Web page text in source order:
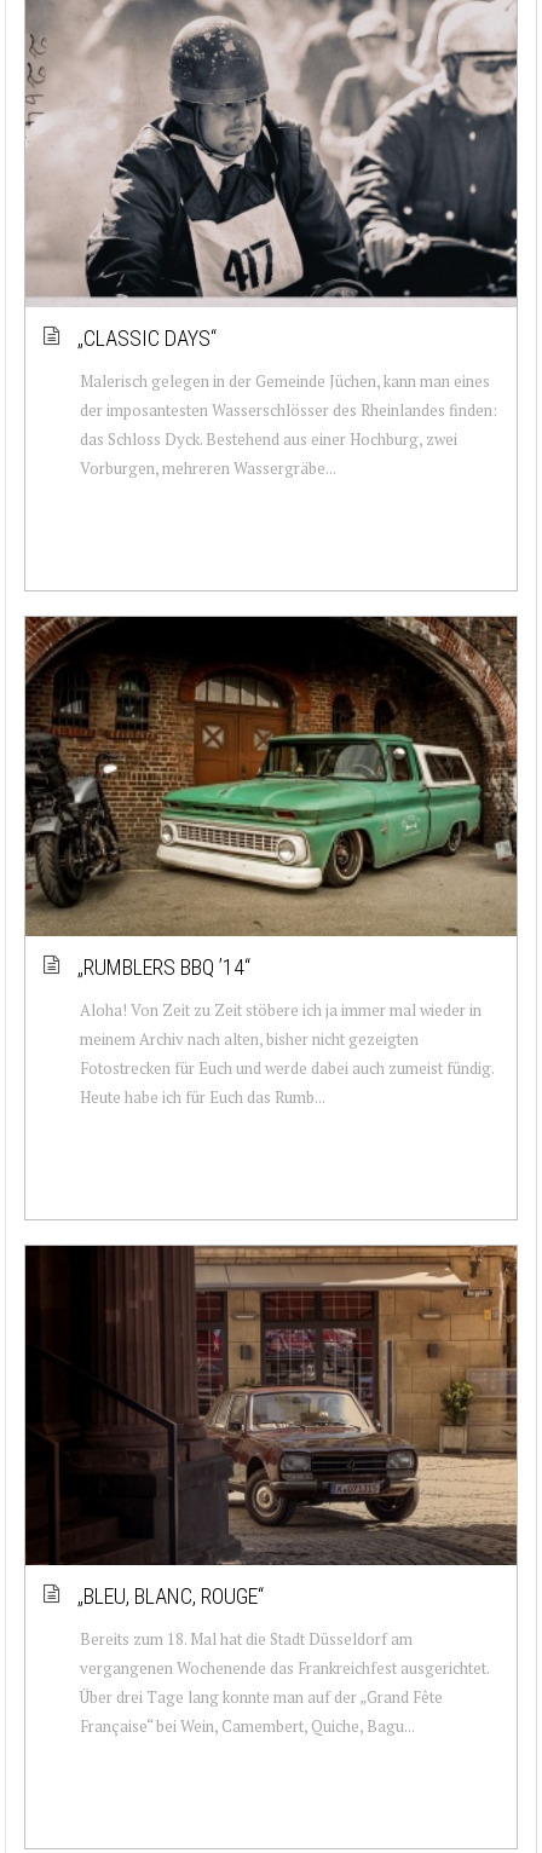
„CLASSIC DAYS“
Malerisch gelegen in der Gemeinde Jüchen, kann man eines
der imposantesten Wasserschlösser des Rheinlandes finden:
das Schloss Dyck. Bestehend aus einer Hochburg, zwei
Vorburgen, mehreren Wassergräbe...
„RUMBLERS BBQ ’14“
Aloha! Von Zeit zu Zeit stöbere ich ja immer mal wieder in
meinem Archiv nach alten, bisher nicht gezeigten
Fotostrecken für Euch und werde dabei auch zumeist fündig.
Heute habe ich für Euch das Rumb...
„BLEU, BLANC, ROUGE“
Bereits zum 18. Mal hat die Stadt Düsseldorf am
vergangenen Wochenende das Frankreichfest ausgerichtet.
Über drei Tage lang konnte man auf der „Grand Fête
Française“ bei Wein, Camembert, Quiche, Bagu...